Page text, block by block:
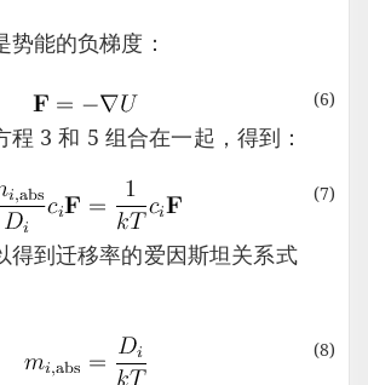
能的负梯度：
(6)
程 3 和 5 组合在一起，得到：
(7)
得到迁移率的爱因斯坦关系式
(8)